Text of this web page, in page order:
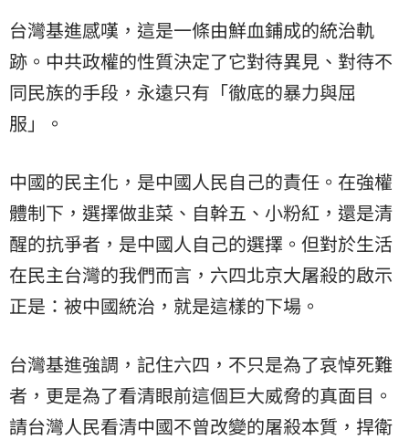
台灣基進感嘆，這是一條由鮮血鋪成的統治軌
跡。中共政權的性質決定了它對待異見、對待不
同民族的手段，永遠只有「徹底的暴力與屈
服」。
中國的民主化，是中國人民自己的責任。在強權
體制下，選擇做韭菜、自幹五、小粉紅，還是清
醒的抗爭者，是中國人自己的選擇。但對於生活
在民主台灣的我們而言，六四北京大屠殺的啟示
正是：被中國統治，就是這樣的下場。
台灣基進強調，記住六四，不只是為了哀悼死難
者，更是為了看清眼前這個巨大威脅的真面目。
請台灣人民看清中國不曾改變的屠殺本質，捍衛